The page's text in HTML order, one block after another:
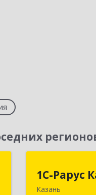
1С-Рарус
Казань420088,